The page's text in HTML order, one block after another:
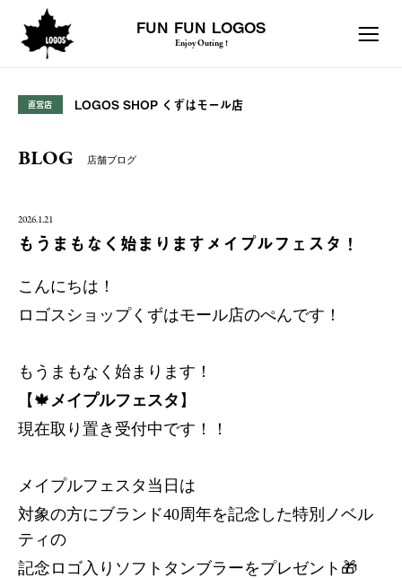
FUN FUN LOGOS
Enjoy Outing !
直営店 LOGOS SHOP くずはモール店
BLOG 店舗ブログ
2026.1.21
もうまもなく始まりますメイプルフェスタ！
こんにちは！
ロゴスショップくずはモール店のぺんです！
もうまもなく始まります！
【🍁メイプルフェスタ 】
現在取り置き受付中です！！
メイプルフェスタ当日は
対象の方にブランド40周年を記念した特別ノベル
ティの
記念ロゴ入りソフトタンブラーをプレゼント🎁